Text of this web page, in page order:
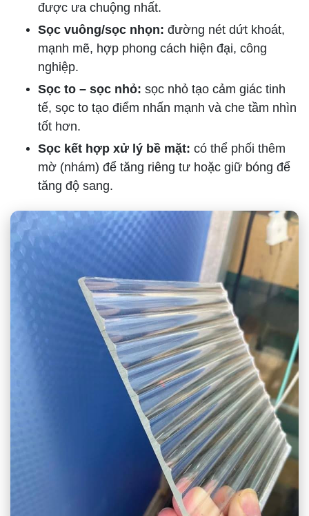
được ưa chuộng nhất.
Sọc vuông/sọc nhọn: đường nét dứt khoát,
mạnh mẽ, hợp phong cách hiện đại, công
nghiệp.
Sọc to – sọc nhỏ: sọc nhỏ tạo cảm giác tinh
tế, sọc to tạo điểm nhấn mạnh và che tầm nhìn
tốt hơn.
Sọc kết hợp xử lý bề mặt: có thể phối thêm
mờ (nhám) để tăng riêng tư hoặc giữ bóng để
tăng độ sang.